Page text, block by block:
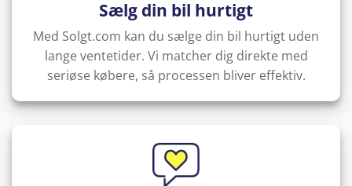
Sælg din bil hurtigt
Med Solgt.com kan du sælge din bil hurtigt uden
lange ventetider. Vi matcher dig direkte med
seriøse købere, så processen bliver effektiv.